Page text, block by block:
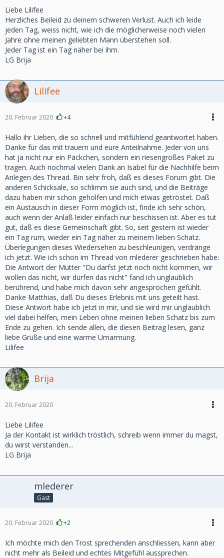
Liebe Lilifee
Herzliches Beileid zu deinem schweren Verlust. Auch ich leide
jeden Tag, weiss nicht, wie ich die möglicherweise noch vielen
Jahre ohne meinen geliebten Mann überstehen soll.
Jeder Tag ist ein Tag näher bei ihm.
LG Brija
Lilifee
20. Februar 2020 +4
Hallo ihr Lieben, die so schnell und mitfühlend geantwortet haben.
Danke für das mit trauern und eure Anteilnahme. Jeder von uns
hat ja nicht nur ein Päckchen, sondern ein riesengroßes Paket zu
tragen. Auch nochmal vielen Dank an Isabel für die Nachhilfe beim
Anlegen des Thread. Bin sehr froh, daß es dieses Forum gibt. Die
anderen Schicksale, so schlimm sie auch sind, und die Beiträge
dazu haben mir schon geholfen und mich etwas getröstet. Daß
ein Austausch in dieser Form möglich ist, finde ich sehr schön,
auch wenn der Anlaß leider einfach nur beschissen ist. Aber es tut
gut, daß es diese Gemeinschaft gibt. So, seit gestern ist wieder
ein Tag rum, wieder ein Tag näher zu meinem lieben Schatz.
Überlegungen dieses Wiedersehen zu beschleunigen, verdränge
ich jetzt. Wie ich schon im Thread von mlederer geschrieben habe:
Die Antwort der Mutter "Du darfst jetzt noch nicht kommen, wir
wollen das nicht, wir dürfen das nicht" fand ich unglaublich
berührend, und habe mich davon sehr angesprochen gefühlt.
Danke Matthias, daß Du dieses Erlebnis mit uns geteilt hast.
Diese Antwort habe ich jetzt in mir, und sie wird mir unglaublich
viel dabei helfen, mein Leben ohne meinen lieben Schatz bis zum
Ende zu gehen. Ich sende allen, die diesen Beitrag lesen, ganz
liebe Grüße und eine warme Umarmung.
Lilifee
Brija
20. Februar 2020
Liebe Lilifee
Ja der Kontakt ist wirklich tröstlich, schreib wenn immer du magst,
du wirst verstanden...
LG Brija
mlederer
Gast
20. Februar 2020 +2
Ich möchte mich den Trost sprechenden anschliessen, kann aber
nicht mehr als Beileid und echtes Mitgefühl aussprechen.